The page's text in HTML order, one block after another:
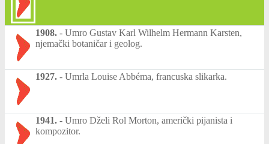
1908. - Umro Gustav Karl Wilhelm Hermann Karsten,
njemački botaničar i geolog.
1927. - Umrla Louise Abbéma, francuska slikarka.
1941. - Umro Dželi Rol Morton, američki pijanista i
kompozitor.